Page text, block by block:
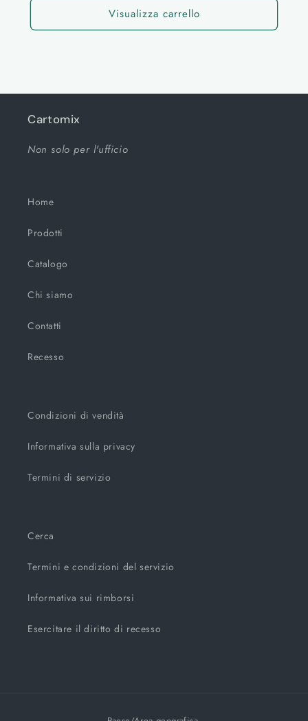
Visualizza carrello
Cartomix
Non solo per l'ufficio
Home
Prodotti
Catalogo
Chi siamo
Contatti
Recesso
Condizioni di vendità
Informativa sulla privacy
Termini di servizio
Cerca
Termini e condizioni del servizio
Informativa sui rimborsi
Esercitare il diritto di recesso